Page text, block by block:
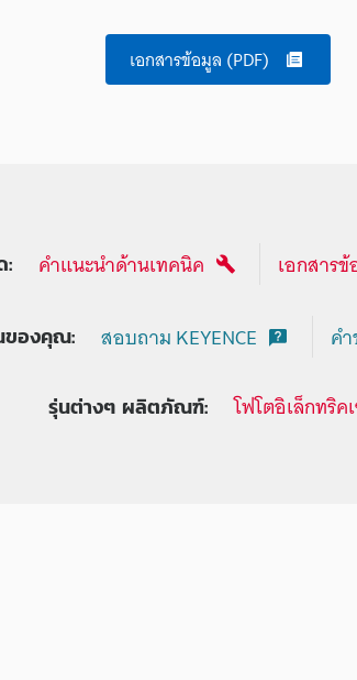
เอกสารข้อมูล (PDF)
: คำแนะนำด้านเทคนิค เอกสาร
ของคุณ: สอบถาม KEYENCE ค
รุ่นต่างๆ ผลิตภัณฑ์: โฟโตอิเล็กทริค